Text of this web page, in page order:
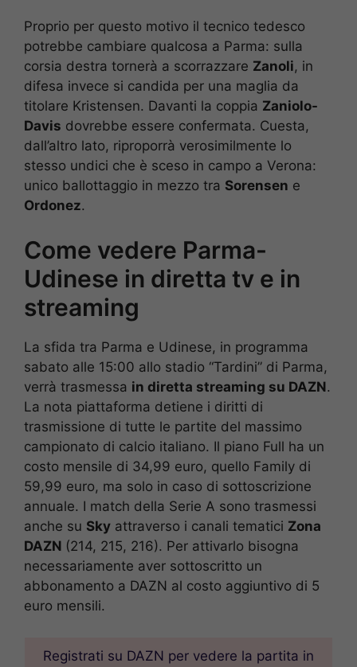
Proprio per questo motivo il tecnico tedesco
potrebbe cambiare qualcosa a Parma: sulla
corsia destra tornerà a scorrazzare Zanoli, in
difesa invece si candida per una maglia da
titolare Kristensen. Davanti la coppia Zaniolo-
Davis dovrebbe essere confermata. Cuesta,
dall’altro lato, riproporrà verosimilmente lo
stesso undici che è sceso in campo a Verona:
unico ballottaggio in mezzo tra Sorensen e
Ordonez.
Come vedere Parma-
Udinese in diretta tv e in
streaming
La sfida tra Parma e Udinese, in programma
sabato alle 15:00 allo stadio “Tardini” di Parma,
verrà trasmessa in diretta streaming su DAZN.
La nota piattaforma detiene i diritti di
trasmissione di tutte le partite del massimo
campionato di calcio italiano. Il piano Full ha un
costo mensile di 34,99 euro, quello Family di
59,99 euro, ma solo in caso di sottoscrizione
annuale. I match della Serie A sono trasmessi
anche su Sky attraverso i canali tematici Zona
DAZN (214, 215, 216). Per attivarlo bisogna
necessariamente aver sottoscritto un
abbonamento a DAZN al costo aggiuntivo di 5
euro mensili.
Registrati su DAZN per vedere la partita in